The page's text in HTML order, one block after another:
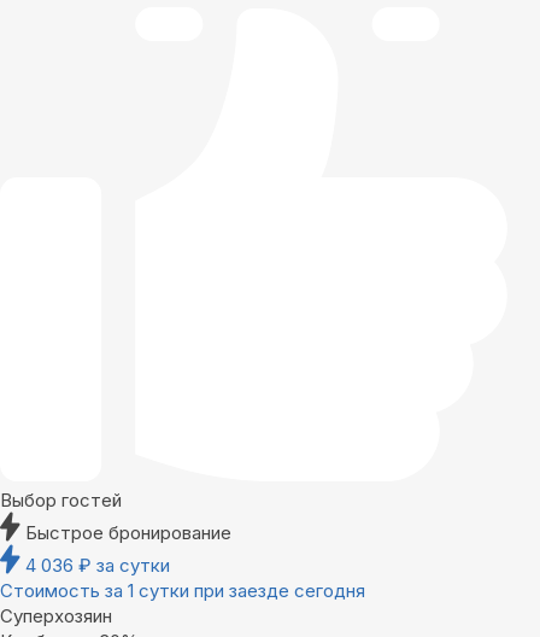
Выбор гостей
Быстрое бронирование
4 036 ₽ за сутки
Стоимость за 1 сутки при заезде сегодня
Суперхозяин